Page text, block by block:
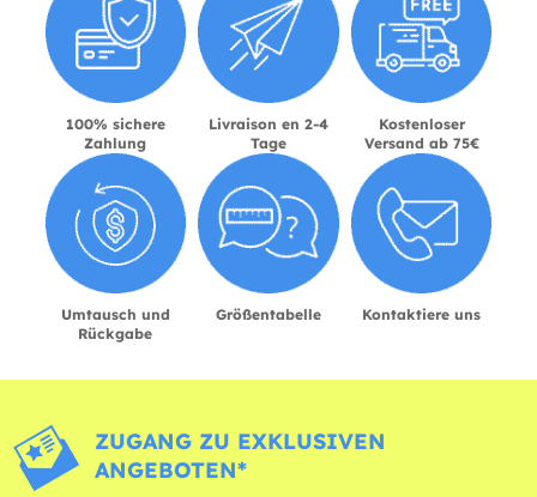
100% sichere
Zahlung
Livraison en 2-4
Tage
Kostenloser
Versand ab 75€
Umtausch und
Rückgabe
Größentabelle Kontaktiere uns
ZUGANG ZU EXKLUSIVEN
ANGEBOTEN*